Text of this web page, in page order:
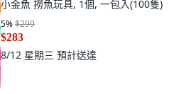
小金魚 撈魚玩具, 1個, 一包入(100隻)
5%$299
$283
8/12 星期三 預計送達